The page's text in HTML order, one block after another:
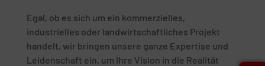
Egal, ob es sich um ein kommerzielles,
industrielles oder landwirtschaftliches Projekt
handelt, wir bringen unsere ganze Expertise und
Leidenschaft ein, um Ihre Vision in die Realität